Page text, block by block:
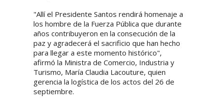
"Allí el Presidente Santos rendirá homenaje a
los hombre de la Fuerza Pública que durante
años contribuyeron en la consecución de la
paz y agradecerá el sacrificio que han hecho
para llegar a este momento histórico",
afirmó la Ministra de Comercio, Industria y
Turismo, María Claudia Lacouture, quien
gerencia la logística de los actos del 26 de
septiembre.